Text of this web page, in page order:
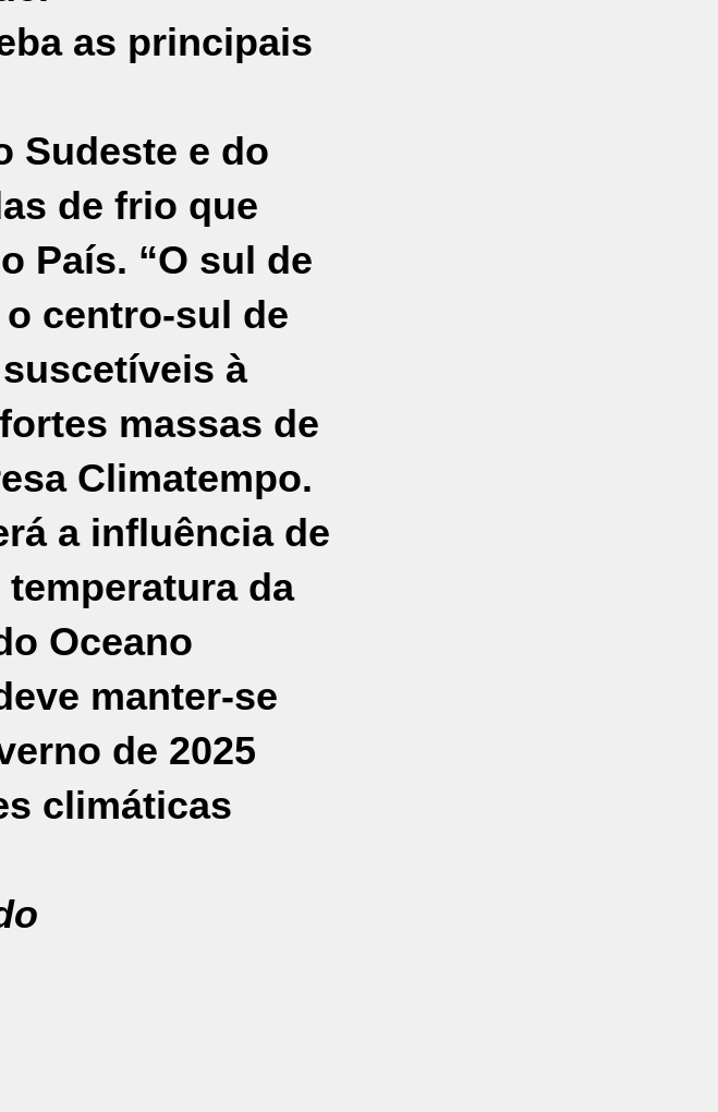
as principais
Sudeste e do
de frio que
País. “O sul de
centro-sul de
à
massas de
Climatempo.
a influência de
da
Oceano
manter-se
de 2025
climáticas